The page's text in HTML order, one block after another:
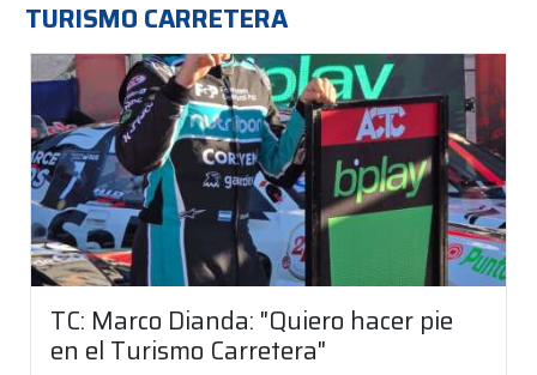
TURISMO CARRETERA
TC: Marco Dianda: "Quiero hacer pie
en el Turismo Carretera"